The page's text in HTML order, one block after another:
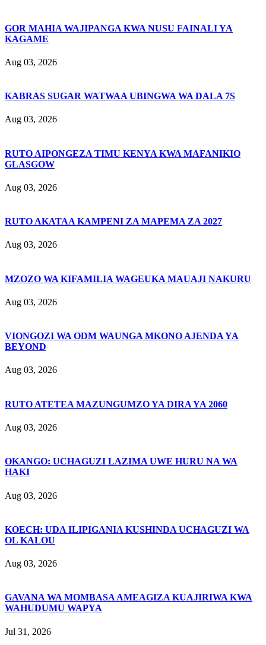
GOR MAHIA WAJIPANGA KWA NUSU FAINALI YA
KAGAME
Aug 03, 2026
KABRAS SUGAR WATWAA UBINGWA WA DALA 7S
Aug 03, 2026
RUTO AIPONGEZA TIMU KENYA KWA MAFANIKIO
GLASGOW
Aug 03, 2026
RUTO AKATAA KAMPENI ZA MAPEMA ZA 2027
Aug 03, 2026
MZOZO WA KIFAMILIA WAGEUKA MAUAJI NAKURU
Aug 03, 2026
VIONGOZI WA ODM WAUNGA MKONO AJENDA YA
BEYOND
Aug 03, 2026
RUTO ATETEA MAZUNGUMZO YA DIRA YA 2060
Aug 03, 2026
OKANGO: UCHAGUZI LAZIMA UWE HURU NA WA
HAKI
Aug 03, 2026
KOECH: UDA ILIPIGANIA KUSHINDA UCHAGUZI WA
OL KALOU
Aug 03, 2026
GAVANA WA MOMBASA AMEAGIZA KUAJIRIWA KWA
WAHUDUMU WAPYA
Jul 31, 2026